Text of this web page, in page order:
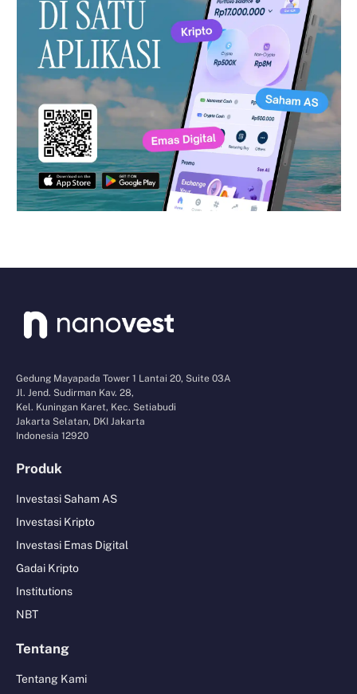
Gedung Mayapada Tower 1 Lantai 20, Suite 03A
Jl. Jend. Sudirman Kav. 28,
Kel. Kuningan Karet, Kec. Setiabudi
Jakarta Selatan, DKI Jakarta
Indonesia 12920
Produk
Investasi Saham AS
Investasi Kripto
Investasi Emas Digital
Gadai Kripto
Institutions
NBT
Tentang
Tentang Kami